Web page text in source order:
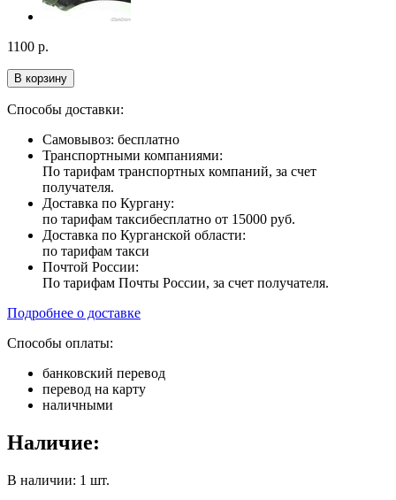
1100 р.
В корзину
Способы доставки:
Самовывоз: бесплатно
Транспортными компаниями:
По тарифам транспортных компаний, за счет
получателя.
Доставка по Кургану:
по тарифам таксибесплатно от 15000 руб.
Доставка по Курганской области:
по тарифам такси
Почтой России:
По тарифам Почты России, за счет получателя.
Подробнее о доставке
Способы оплаты:
банковский перевод
перевод на карту
наличными
Наличие:
В наличии: 1 шт.